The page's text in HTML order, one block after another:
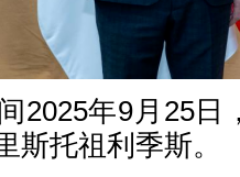
2025年9月25
斯托祖利季斯。